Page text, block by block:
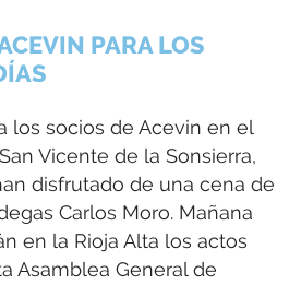
PARA LOS
los socios de Acevin en el
Vicente de la Sonsierra,
disfrutado de una cena de
Carlos Moro. Mañana
en la Rioja Alta los actos
Asamblea General de